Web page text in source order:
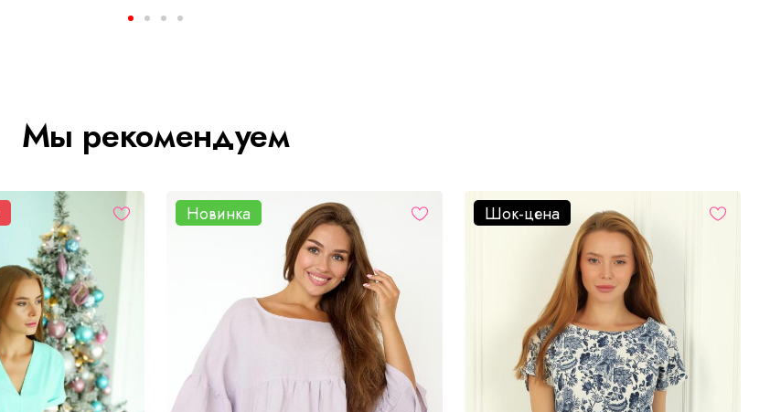
Мы рекомендуем
Новинка Шок-цена